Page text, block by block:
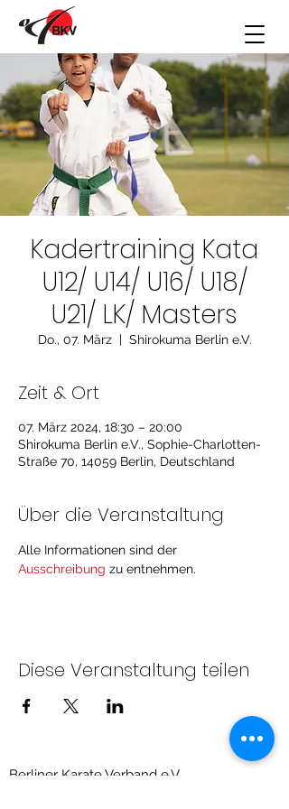
Kadertraining Kata
U12/ U14/ U16/ U18/
U21/ LK/ Masters
Do., 07. März
  |
Shirokuma Berlin e.V.
Zeit & Ort
07. März 2024, 18:30 – 20:00
Shirokuma Berlin e.V., Sophie-Charlotten-
Straße 70, 14059 Berlin, Deutschland
Über die Veranstaltung
Alle Informationen sind der
Ausschreibung zu entnehmen.
Diese Veranstaltung teilen
Berliner Karate Verband e.V.